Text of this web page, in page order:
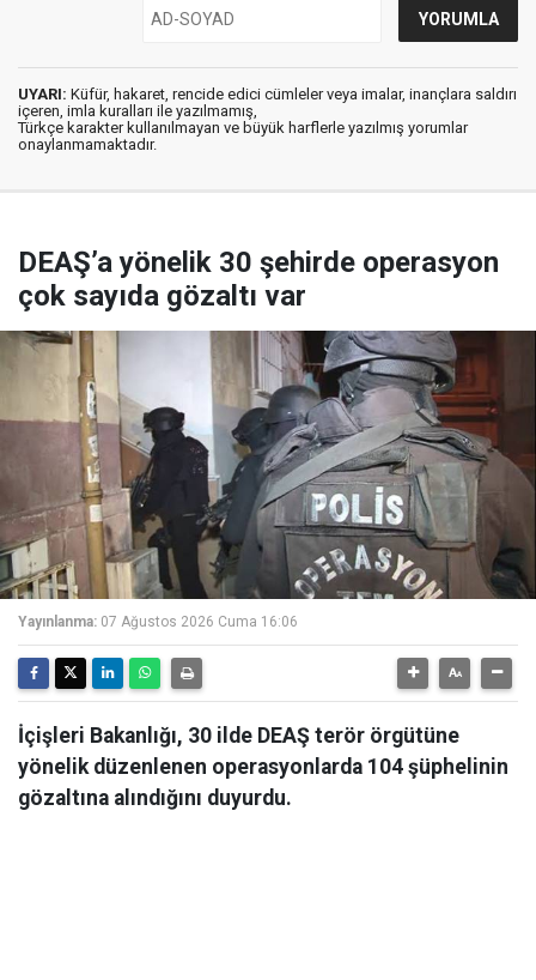
UYARI: Küfür, hakaret, rencide edici cümleler veya imalar, inançlara saldırı
içeren, imla kuralları ile yazılmamış,
Türkçe karakter kullanılmayan ve büyük harflerle yazılmış yorumlar
onaylanmamaktadır.
DEAŞ’a yönelik 30 şehirde operasyon
çok sayıda gözaltı var
Yayınlanma: 07 Ağustos 2026 Cuma 16:06
İçişleri Bakanlığı, 30 ilde DEAŞ terör örgütüne
yönelik düzenlenen operasyonlarda 104 şüphelinin
gözaltına alındığını duyurdu.